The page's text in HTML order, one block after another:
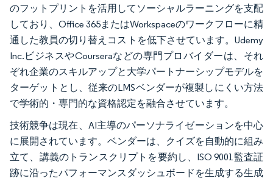
のフットプリントを活用してソーシャルラーニングを支配
しており、Office 365またはWorkspaceのワークフローに精
通した教員の切り替えコストを低下させています。Udemy
Inc.ビジネスやCourseraなどの専門プロバイダーは、それ
ぞれ企業のスキルアップと大学パートナーシップモデルを
ターゲットとし、従来のLMSベンダーが複製しにくい方法
で学術的・専門的な資格認定を融合させています。
技術競争は現在、AI主導のパーソナライゼーションを中心
に展開されています。ベンダーは、クイズを自動的に組み
立て、講義のトランスクリプトを要約し、ISO 9001監査証
跡に沿ったパフォーマンスダッシュボードを生成する生成